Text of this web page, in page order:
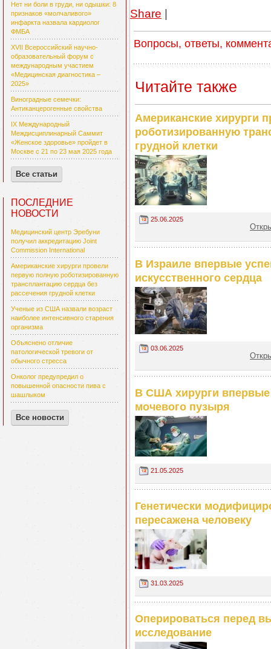
Нет ни боли в груди, ни одышки: 8
признаков «молчаливого»
инфаркта назвала кардиолог
ФМБА
XVII Всероссийский научно-
образовательный форум с
международным участием
«Медицинская диагностика –
2025»
Виноградные семечки:
Антиканцерогенные свойства
IX Международный
Междисциплинарный Саммит
«Женское здоровье» пройдет в
Москве с 21 по 23 мая 2025 года
Все статьи
ПОСЛЕДНИЕ
НОВОСТИ
Медицинский центр Эребуни
получил аккредитацию Joint
Commission International
Американские хирурги провели
первую полную роботизированную
трансплантацию сердца без
рассечения грудной клетки
Ученые из США назвали возраст
наиболее интенсивного старения
организма
Объяснено отличие
патологической тревоги от
обычного стресса
Онколог предупредил о
повышенной опасности пива с
шашлыком
Все новости
Share |
Вопросы, ответы,
Читайте также
Американские хирурги
роботизированную
грудной клетки
25.06.2025
В Израиле впервые
искусственного сердца
03.06.2025
В США хирурги впервые
мочевого пузыря
21.05.2025
Генетически
пересажена человеку
31.03.2025
Оперироваться перед
исследование